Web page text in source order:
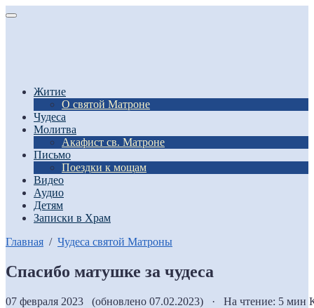
Житие
О святой Матроне
Чудеса
Молитва
Акафист св. Матроне
Письмо
Поездки к мощам
Видео
Аудио
Детям
Записки в Храм
Главная / Чудеса святой Матроны
Спасибо матушке за чудеса
07 февраля 2023 (обновлено 07.02.2023) · На чтение: 5 мин